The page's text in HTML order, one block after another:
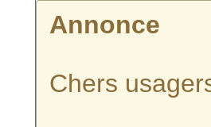
Annonce
Chers